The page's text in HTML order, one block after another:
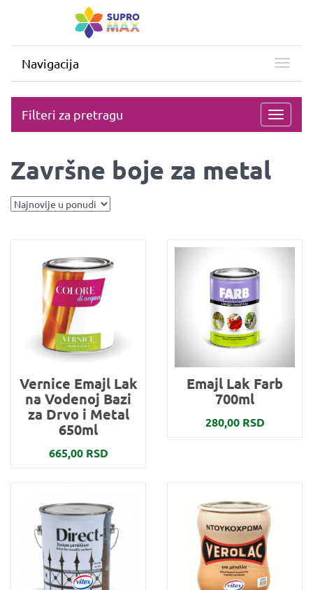
Navigacija
Toggle
Filteri za pretragu
Završne boje za metal
Vernice Emajl Lak
na Vodenoj Bazi
za Drvo i Metal
650ml
665,00 RSD
Emajl Lak Farb
700ml
280,00 RSD